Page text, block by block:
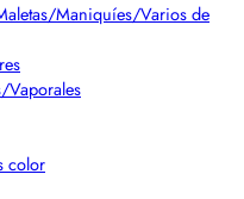
Maniquíes/Varios de
Vaporales
color